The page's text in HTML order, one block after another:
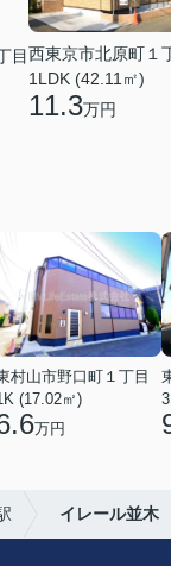
目西東京市北原町１
1LDK (42.11㎡)
11.3万円
村山市野口町１丁目
(17.02㎡)
万円
イレール並木